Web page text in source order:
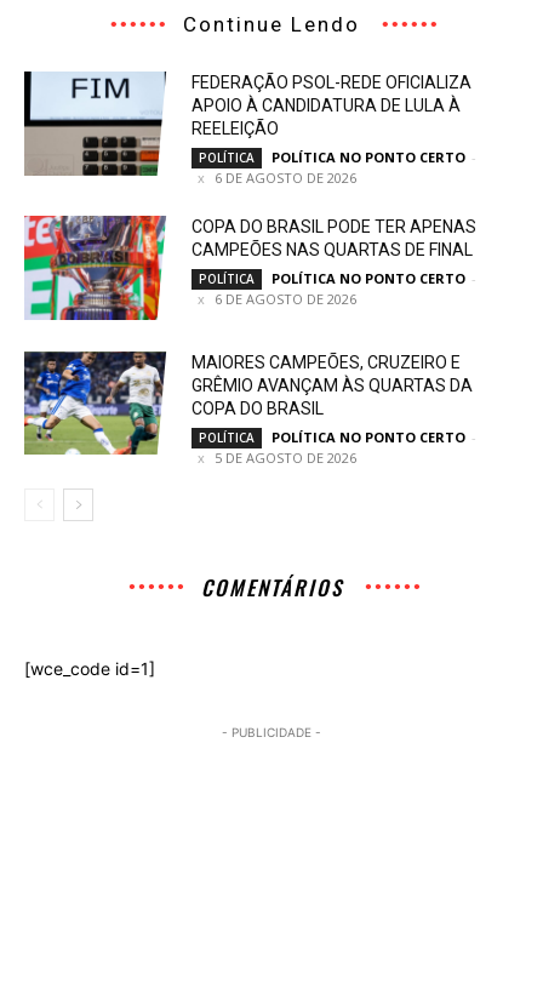
Continue Lendo
FEDERAÇÃO PSOL-REDE OFICIALIZA
APOIO À CANDIDATURA DE LULA À
REELEIÇÃO
POLÍTICA POLÍTICA NO PONTO CERTO -
6 DE AGOSTO DE 2026
COPA DO BRASIL PODE TER APENAS
CAMPEÕES NAS QUARTAS DE FINAL
POLÍTICA POLÍTICA NO PONTO CERTO -
6 DE AGOSTO DE 2026
MAIORES CAMPEÕES, CRUZEIRO E
GRÊMIO AVANÇAM ÀS QUARTAS DA
COPA DO BRASIL
POLÍTICA POLÍTICA NO PONTO CERTO -
5 DE AGOSTO DE 2026
COMENTÁRIOS
[wce_code id=1]
- PUBLICIDADE -